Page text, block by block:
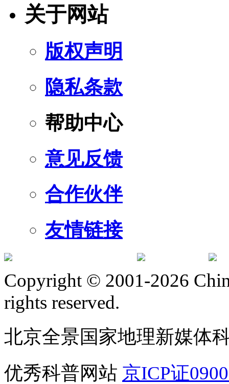
关于网站
版权声明
隐私条款
帮助中心
意见反馈
合作伙伴
友情链接
Copyright © 2001-2026
rights reserved.
北京全景国家地理新媒体
优秀科普网站 京ICP证